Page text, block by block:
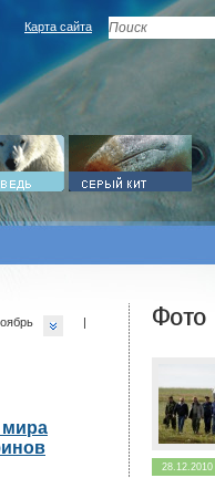
Карта сайта
|
мира
Фото
28.12.2010